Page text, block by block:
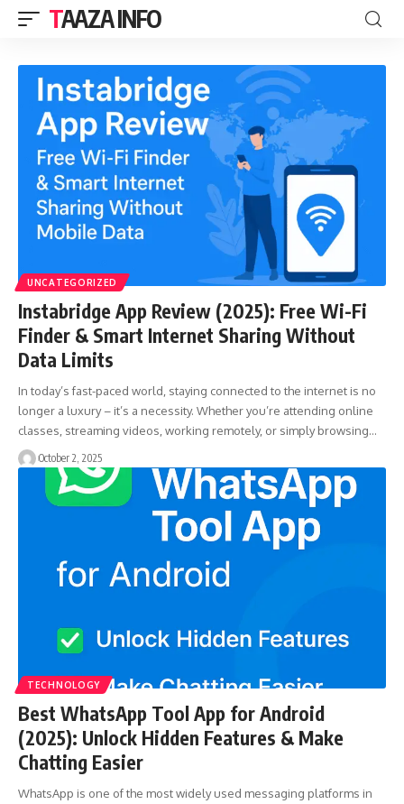
TAAZA INFO
UNCATEGORIZED
Instabridge App Review (2025): Free Wi-Fi
Finder & Smart Internet Sharing Without
Data Limits
In today’s fast-paced world, staying connected to the internet is no
longer a luxury – it’s a necessity. Whether you’re attending online
classes, streaming videos, working remotely, or simply browsing…
October 2, 2025
TECHNOLOGY
Best WhatsApp Tool App for Android
(2025): Unlock Hidden Features & Make
Chatting Easier
WhatsApp is one of the most widely used messaging platforms in